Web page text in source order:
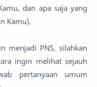
dan apa saja yang
Kamu).
menjadi PNS, silahkan
ingin melihat sejauh
pertanyaan umum